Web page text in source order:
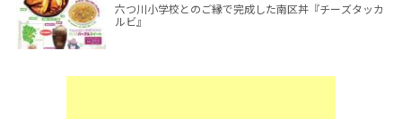
六つ川小学校とのご縁で完成した南区丼『チーズタッカ
ルビ』